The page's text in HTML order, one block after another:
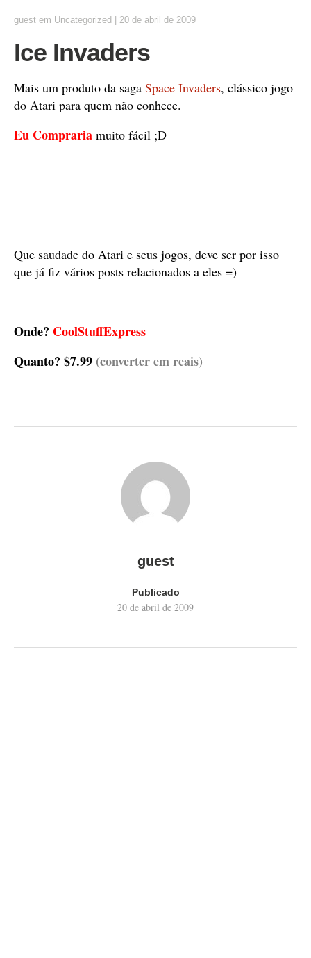
guest em Uncategorized 20 de abril de 2009
Ice Invaders
Mais um produto da saga Space Invaders, clássico jogo
do Atari para quem não conhece.
Eu Compraria muito fácil ;D
Que saudade do Atari e seus jogos, deve ser por isso
que já fiz vários posts relacionados a eles =)
Onde? CoolStuffExpress
Quanto? $7.99 (converter em reais)
guest
Publicado
20 de abril de 2009